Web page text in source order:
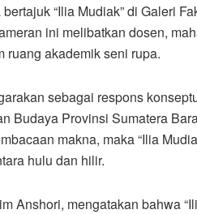
“Ilia Mudiak” di Galeri
ini melibatkan dosen,
ruang akademik seni rupa.
sebagai respons
Budaya Provinsi Sumatera
makna, maka “Ilia
hulu dan hilir.
Anshori, mengatakan bahwa